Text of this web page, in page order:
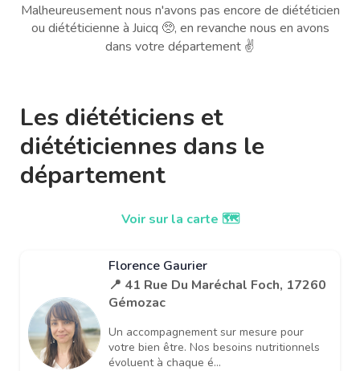
Malheureusement nous n'avons pas encore de diététicien
ou diététicienne à Juicq 🥺, en revanche nous en avons
dans votre département ✌️
Les diététiciens et
diététiciennes dans le
département
Voir sur la carte 🗺️
Florence Gaurier
📍 41 Rue Du Maréchal Foch, 17260
Gémozac
Un accompagnement sur mesure pour
votre bien être. Nos besoins nutritionnels
évoluent à chaque é...